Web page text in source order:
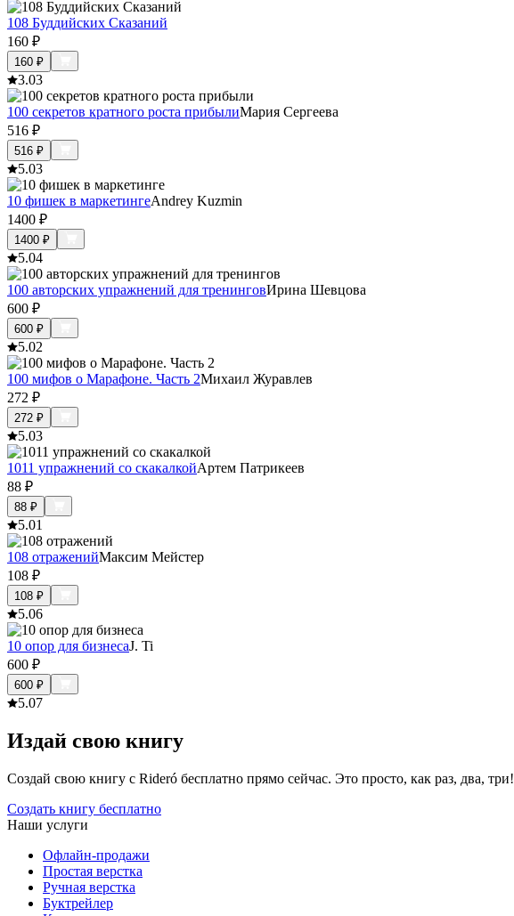
108 Буддийских Сказаний
160 ₽
160 ₽
3.03
100 секретов кратного роста прибылиМария Сергеева
516 ₽
516 ₽
5.03
10 фишек в маркетингеAndrey Kuzmin
1400 ₽
1400 ₽
5.04
100 авторских упражнений для тренинговИрина Шевцова
600 ₽
600 ₽
5.02
100 мифов о Марафоне. Часть 2Михаил Журавлев
272 ₽
272 ₽
5.03
1011 упражнений со скакалкойАртем Патрикеев
88 ₽
88 ₽
5.01
108 отраженийМаксим Мейстер
108 ₽
108 ₽
5.06
10 опор для бизнесаJ. Ti
600 ₽
600 ₽
5.07
Издай свою книгу
Создай свою книгу с Rideró бесплатно прямо сейчас. Это просто, как раз, два, три!
Создать книгу бесплатно
Наши услуги
Офлайн-продажи
Простая верстка
Ручная верстка
Буктрейлер